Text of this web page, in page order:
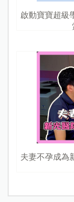
啟動寶寶超級
夫妻不孕成為